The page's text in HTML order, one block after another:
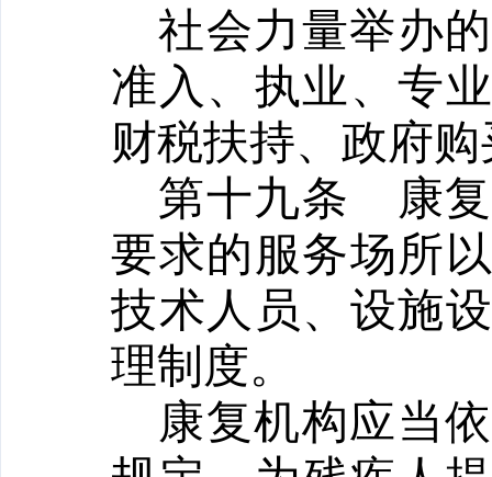
社会力量举办
准入、执业、专
财税扶持、政府
第十九条 康
要求的服务场所
技术人员、设施
理制度。
康复机构应当